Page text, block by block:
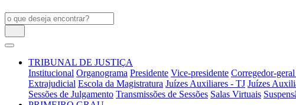
TRIBUNAL DE JUSTIÇA
Institucional Organograma Presidente Vice-presidente Corregedor-geral
Extrajudicial Escola da Magistratura Juízes Auxiliares - TJ Juízes
Sessões de Julgamento Transmissões de Sessões Salas Virtuais